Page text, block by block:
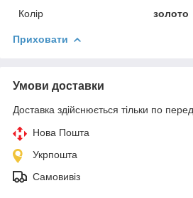
Колір
золото
Приховати
Умови доставки
Доставка здійснюється тільки по
Нова Пошта
Укрпошта
Самовивіз